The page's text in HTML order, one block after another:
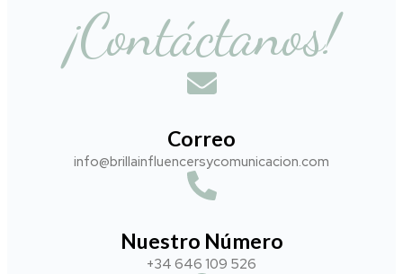
¡Contáctanos!
Correo
info@brillainfluencersycomunicacion.com​
Nuestro Número
+34 646 109 526